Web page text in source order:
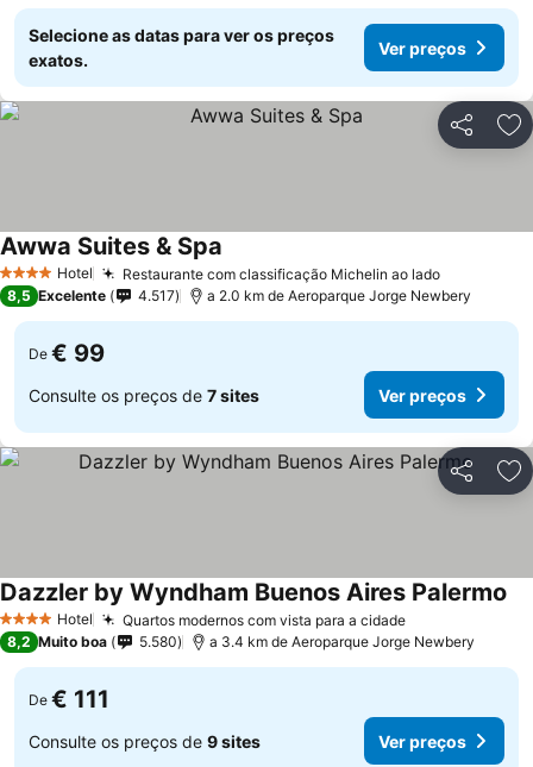
Selecione as datas para ver os preços
exatos.
Ver preços
Partilhar
4 EstrelasHotel Restaurante com classificação Michelin ao lado
Awwa Suites & Spa
8,5 Excelente 4.517 a 2.0 km de Aeroparque Jorge Newbery
De € 99
Consulte os preços de 7 sites Ver preços
Partilhar
4 EstrelasHotel Quartos modernos com vista para a cidade
Dazzler by Wyndham Buenos Aires Palermo
8,2 Muito boa 5.580 a 3.4 km de Aeroparque Jorge Newbery
De € 111
Consulte os preços de 9 sites Ver preços